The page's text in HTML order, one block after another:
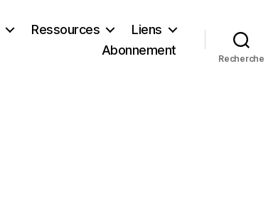
Ressources
Liens
Abonnement
Recherche